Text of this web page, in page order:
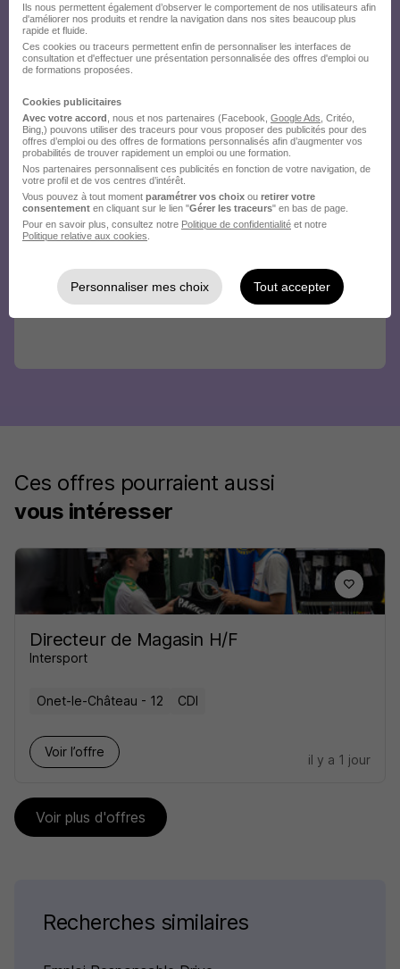
Ces offres pourraient aussi
vous intéresser
Directeur de Magasin H/F
Intersport
Onet-le-Château - 12 CDI
Voir l’offre
il y a 1 jour
Voir plus d'offres
Recherches similaires
Ils nous permettent également d’observer le comportement de nos utilisateurs afin
d'améliorer nos produits et rendre la navigation dans nos sites beaucoup plus
rapide et fluide.
Ces cookies ou traceurs permettent enfin de personnaliser les interfaces de
consultation et d'effectuer une présentation personnalisée des offres d'emploi ou
de formations proposées.
Cookies publicitaires
Avec votre accord , nous et nos partenaires (Facebook, Google Ads , Critéo,
Bing,) pouvons utiliser des traceurs pour vous proposer des publicités pour des
offres d’emploi ou des offres de formations personnalisés afin d’augmenter vos
probabilités de trouver rapidement un emploi ou une formation.
Nos partenaires personnalisent ces publicités en fonction de votre navigation, de
votre profil et de vos centres d’intérêt.
Vous pouvez à tout moment paramétrer vos choix ou retirer votre
consentement en cliquant sur le lien "Gérer les traceurs" en bas de page.
Pour en savoir plus, consultez notre Politique de confidentialité et notre
Politique relative aux cookies
Personnaliser mes choix Tout accepter